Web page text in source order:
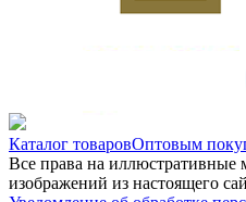
Каталог товаровОптовым
Все права на иллюстративные
изображений из настоящего